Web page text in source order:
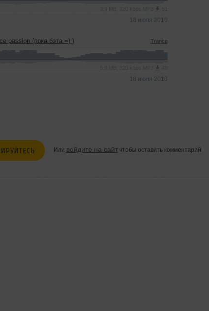
18 июля 2010
passion (пока бэта =) ) Trance
18 июля 2010
Или войдите на сайтчтобы оставить комментарий